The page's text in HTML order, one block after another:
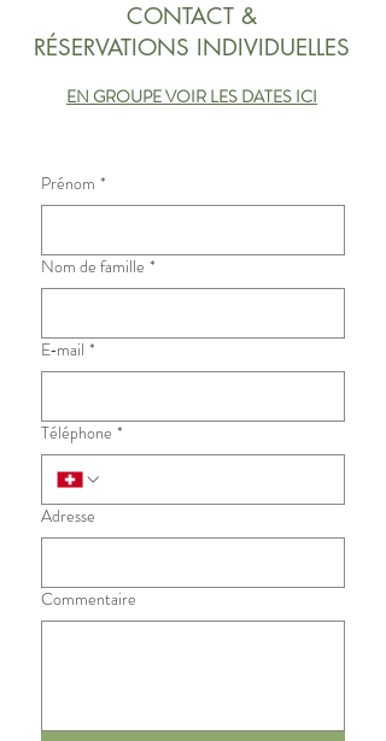
5665 7640 3
Abonnement : Une inscription pour 3 bains =
CHF 120.- au lieu de 135.-
CONTACT &
RÉSERVATIONS INDIVIDUELLES
EN GROUPE VOIR LES DATES ICI
Prénom *
Nom de famille *
E‑mail *
Téléphone *
Adresse
Commentaire